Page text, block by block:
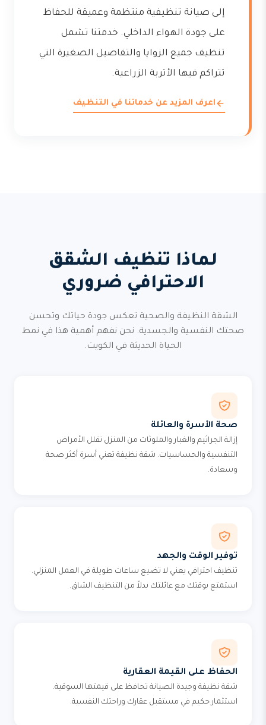
إلى صيانة تنظيفية منتظمة وعميقة للحفاظ
على جودة الهواء الداخلي. خدمتنا تشمل
تنظيف جميع الزوايا والتفاصيل الصغيرة التي
تتراكم فيها الأتربة الزراعية.
اعرف المزيد عن خدماتنا في التنظيف
لماذا تنظيف الشقق
الاحترافي ضروري
الشقة النظيفة والصحية تعكس جودة حياتك وتحسن
صحتك النفسية والجسدية. نحن نفهم أهمية هذا في نمط
الحياة الحديثة في الكويت.
صحة الأسرة والعائلة
إزالة الجراثيم والغبار والملوثات من المنزل تقلل الأمراض
التنفسية والحساسيات. شقة نظيفة تعني أسرة أكثر صحة
وسعادة.
توفير الوقت والجهد
تنظيف احترافي يعني لا تضيع ساعات طويلة في العمل المنزلي.
استمتع بوقتك مع عائلتك بدلاً من التنظيف الشاق.
الحفاظ على القيمة العقارية
شقة نظيفة وجيدة الصيانة تحافظ على قيمتها السوقية.
استثمار حكيم في مستقبل عقارك وراحتك النفسية.